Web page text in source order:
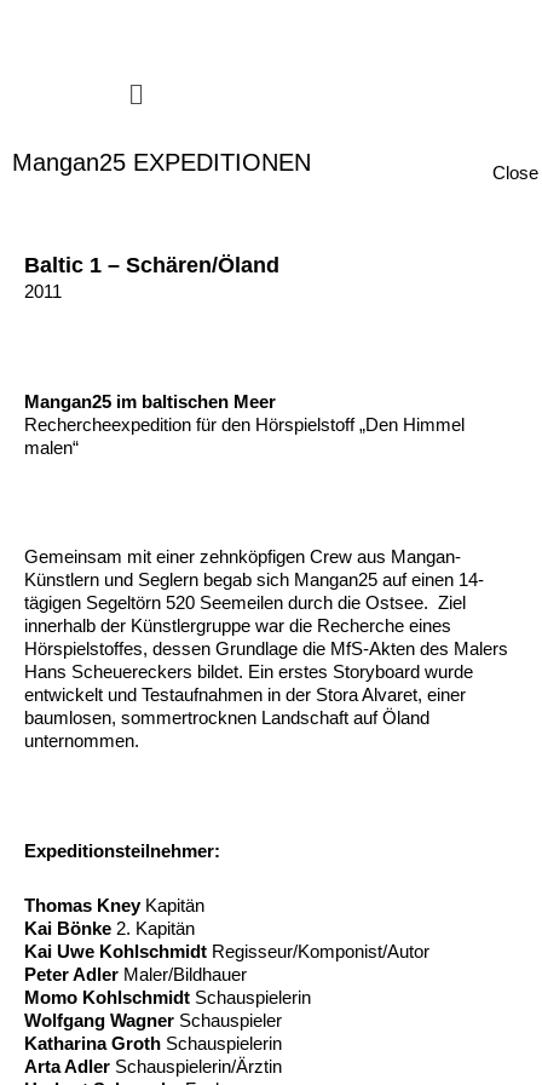
Menü
Mangan25 EXPEDITIONEN Close
Baltic 1 – Schären/Öland
2011
Mangan25 im baltischen Meer
Rechercheexpedition für den Hörspielstoff „Den Himmel
malen“
Gemeinsam mit einer zehnköpfigen Crew aus Mangan-
Künstlern und Seglern begab sich Mangan25 auf einen 14-
tägigen Segeltörn 520 Seemeilen durch die Ostsee. Ziel
innerhalb der Künstlergruppe war die Recherche eines
Hörspielstoffes, dessen Grundlage die MfS-Akten des Malers
Hans Scheuereckers bildet. Ein erstes Storyboard wurde
entwickelt und Testaufnahmen in der Stora Alvaret, einer
baumlosen, sommertrocknen Landschaft auf Öland
unternommen.
Expeditionsteilnehmer:
Thomas Kney Kapitän
Kai Bönke 2. Kapitän
Kai Uwe Kohlschmidt Regisseur/Komponist/Autor
Peter Adler Maler/Bildhauer
Momo Kohlschmidt Schauspielerin
Wolfgang Wagner Schauspieler
Katharina Groth Schauspielerin
Arta Adler Schauspielerin/Ärztin